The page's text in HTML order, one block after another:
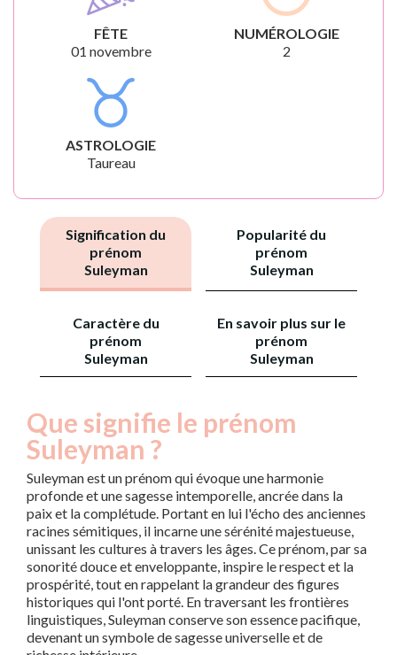
FÊTE
01 novembre
NUMÉROLOGIE
2
ASTROLOGIE
Taureau
Signification du
prénom
Suleyman
Popularité du
prénom
Suleyman
Caractère du
prénom
Suleyman
En savoir plus sur le
prénom
Suleyman
Que signifie le prénom
Suleyman ?
Suleyman est un prénom qui évoque une harmonie
profonde et une sagesse intemporelle, ancrée dans la
paix et la complétude. Portant en lui l'écho des anciennes
racines sémitiques, il incarne une sérénité majestueuse,
unissant les cultures à travers les âges. Ce prénom, par sa
sonorité douce et enveloppante, inspire le respect et la
prospérité, tout en rappelant la grandeur des figures
historiques qui l'ont porté. En traversant les frontières
linguistiques, Suleyman conserve son essence pacifique,
devenant un symbole de sagesse universelle et de